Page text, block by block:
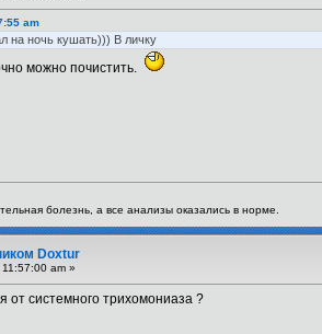
am
на ночь кушать))) В личку
можно почистить.
болезнь, а все анализы оказались в норме.
Doxtur
am »
от системного трихомониаза ?